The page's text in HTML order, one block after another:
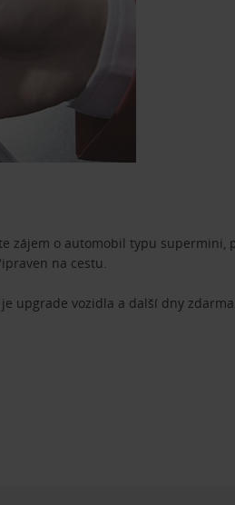
zájem o automobil typu supermini,
na cestu.
je upgrade vozidla a další dny